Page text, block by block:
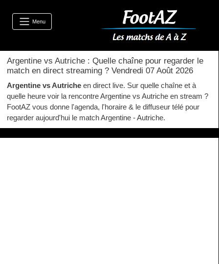
Argentine vs Autriche : Quelle chaîne pour regarder le
match en direct streaming ? Vendredi 07 Août 2026
Argentine vs Autriche en direct live. Sur quelle chaîne et à
quelle heure voir la rencontre Argentine vs Autriche en stream ?
FootAZ vous donne l'agenda, l'horaire & le diffuseur télé pour
regarder aujourd'hui le match Argentine - Autriche.
Menu